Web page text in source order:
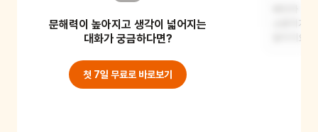
사이좋은 삼총사 친구들이었지요.
문해력이 높아지고 생각이 넓어지는
대화가 궁금하다면?
첫 7일 무료로 바로보기
소원이가
말이지요.